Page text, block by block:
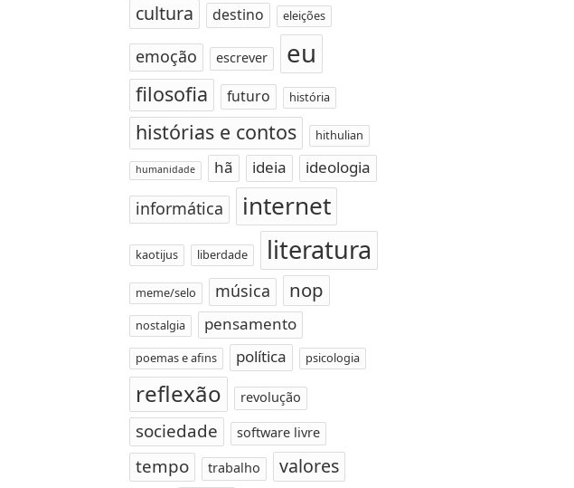
cultura destino eleições
emoção escrever eu
filosofia futuro história
histórias e contos hithulian
humanidade hã ideia ideologia
informática internet
kaotijus liberdade literatura
meme/selo música nop
nostalgia pensamento
poemas e afins política psicologia
reflexão revolução
sociedade software livre
tempo trabalho valores